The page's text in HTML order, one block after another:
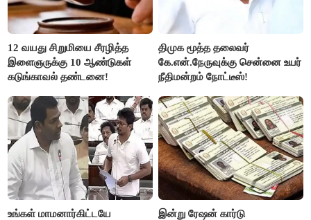
12 வயது சிறுமியை சீரழித்த
இளைஞருக்கு 10 ஆண்டுகள்
கடுங்காவல் தண்டனை!
திமுக மூத்த தலைவர்
கே.என்.நேருவுக்கு சென்னை உயர்
நீதிமன்றம் நோட்டீஸ்!
உங்கள் மாமனார்கிட்டயே
இன்று ரேஷன் கார்டு